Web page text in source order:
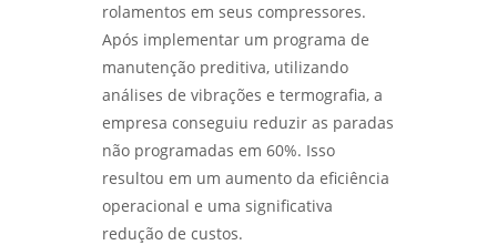
rolamentos em seus compressores.
Após implementar um programa de
manutenção preditiva, utilizando
análises de vibrações e termografia, a
empresa conseguiu reduzir as paradas
não programadas em 60%. Isso
resultou em um aumento da eficiência
operacional e uma significativa
redução de custos.